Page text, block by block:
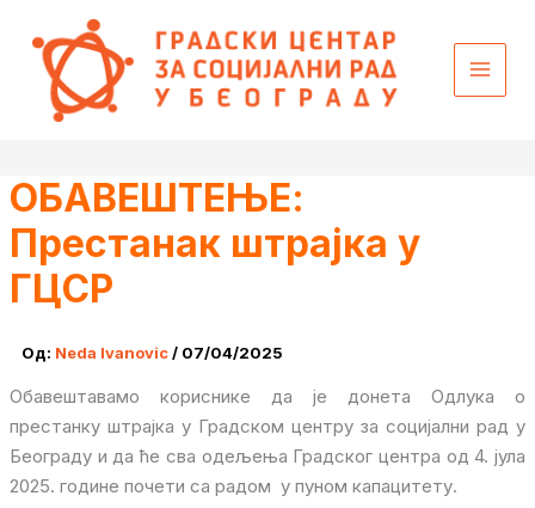
садржај
ОБАВЕШТЕЊЕ:
Престанак штрајка у
ГЦСР
Од: Neda Ivanovic/ 07/04/2025
Обавештавамо кориснике да је донета Одлука о
престанку штрајка у Градском центру за социјални рад у
Београду и да ће сва одељења Градског центра од 4. јула
2025. године почети са радом у пуном капацитету.